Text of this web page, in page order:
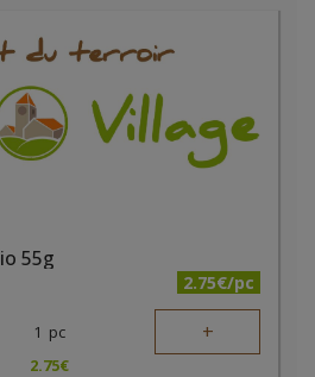
55g
2.75€/pc
1 pc +
2.75€